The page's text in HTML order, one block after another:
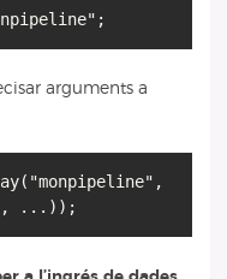
arguments a